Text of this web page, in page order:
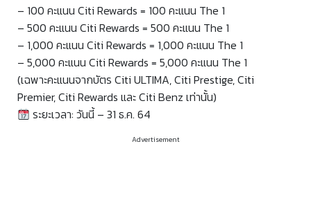
– 100 คะแนน Citi Rewards = 100 คะแนน The 1
– 500 คะแนน Citi Rewards = 500 คะแนน The 1
– 1,000 คะแนน Citi Rewards = 1,000 คะแนน The 1
– 5,000 คะแนน Citi Rewards = 5,000 คะแนน The 1
(เฉพาะคะแนนจากบัตร Citi ULTIMA, Citi Prestige, Citi
Premier, Citi Rewards และ Citi Benz เท่านั้น)
ระยะเวลา: วันนี้ – 31 ธ.ค. 64
Advertisement